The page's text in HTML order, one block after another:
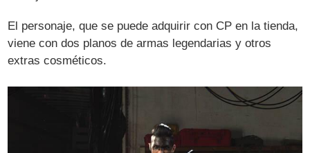
El personaje, que se puede adquirir con CP en la tienda,
viene con dos planos de armas legendarias y otros
extras cosméticos.